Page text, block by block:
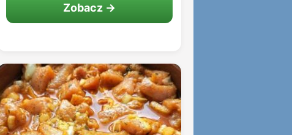
Zobacz →